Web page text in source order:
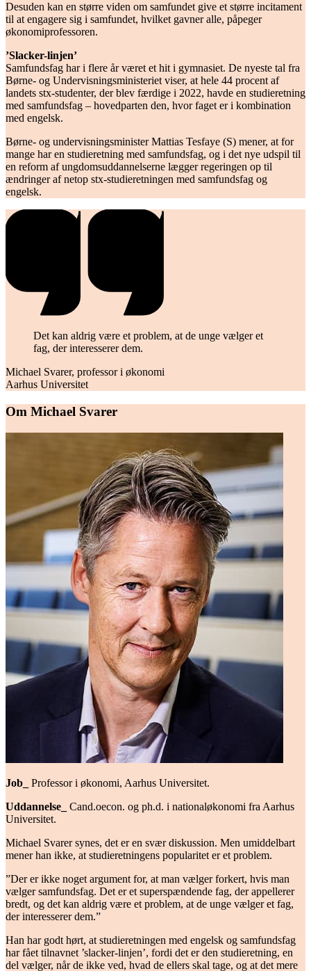
Desuden kan en større viden om samfundet give et større incitament
til at engagere sig i samfundet, hvilket gavner alle, påpeger
økonomiprofessoren.
’Slacker-linjen’
Samfundsfag har i flere år været et hit i gymnasiet. De nyeste tal fra
Børne- og Undervisningsministeriet viser, at hele 44 procent af
landets stx-studenter, der blev færdige i 2022, havde en studieretning
med samfundsfag – hovedparten den, hvor faget er i kombination
med engelsk.
Børne- og undervisningsminister Mattias Tesfaye (S) mener, at for
mange har en studieretning med samfundsfag, og i det nye udspil til
en reform af ungdomsuddannelserne lægger regeringen op til
ændringer af netop stx-studieretningen med samfundsfag og
engelsk.
Det kan aldrig være et problem, at de unge vælger et
fag, der ­interesserer dem.
Michael Svarer, professor i økonomi
Aarhus Universitet
Om Michael Svarer
Job_
Professor i økonomi, Aarhus Universitet.
Uddannelse_
Cand.oecon. og ph.d. i nationaløkonomi fra Aarhus
Universitet.
Michael Svarer synes, det er en svær diskussion. Men umiddelbart
mener han ikke, at studieretningens popularitet er et problem.
”Der er ikke noget argument for, at man vælger forkert, hvis man
vælger samfundsfag. Det er et superspændende fag, der appellerer
bredt, og det kan aldrig være et problem, at de unge vælger et fag,
der interesserer dem.”
Han har godt hørt, at studieretningen med engelsk og samfundsfag
har fået tilnavnet ’slacker-linjen’, fordi det er den studieretning, en
del vælger, når de ikke ved, hvad de ellers skal tage, og at det mere